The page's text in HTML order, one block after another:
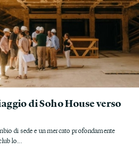
di Soho House verso
di sede e un mercato profondamente
lo...